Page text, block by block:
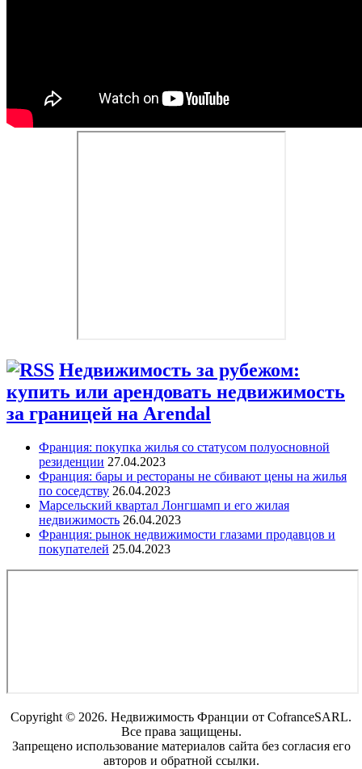
Недвижимость за рубежом:
купить или арендовать недвижимость
за границей на Arendal
Франция: покупка жилья со статусом полуосновной
резиденции 27.04.2023
Франция: бары и рестораны не сбивают цены на жилья
по соседству 26.04.2023
Марсельский квартал Лонгшамп и его жилая
недвижимость 26.04.2023
Франция: рынок недвижимости глазами продавцов и
покупателей 25.04.2023
Copyright © 2026. Недвижимость Франции от CofranceSARL.
Все права защищены.
Запрещено использование материалов сайта без согласия его
авторов и обратной ссылки.